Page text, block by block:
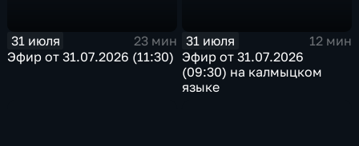
31 июля
23 мин
Эфир от 31.07.2026 (11:30)
31 июля
12 мин
Эфир от 31.07.2026
(09:30) на калмыцком
языке